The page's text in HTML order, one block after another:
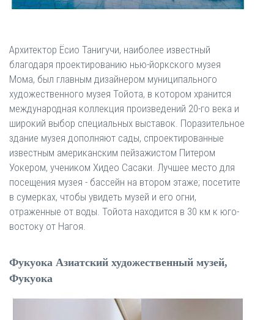
Архитектор Ёсио Танигучи, наиболее известный
благодаря проектированию нью-йоркского музея
Мома, был главным дизайнером муниципального
художественного музея Тойота, в котором хранится
международная коллекция произведений 20-го века и
широкий выбор специальных выставок. Поразительное
здание музея дополняют сады, спроектированные
известным американским пейзажистом Питером
Уокером, учеником Хидео Сасаки. Лучшее место для
посещения музея - бассейн на втором этаже; посетите
в сумерках, чтобы увидеть музей и его огни,
отраженные от воды. Тойота находится в 30 км к юго-
востоку от Нагоя.
Фукуока Азиатский художественный музей,
Фукуока